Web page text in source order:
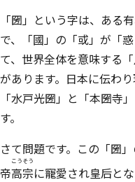
「圀」という字は、ある
で、「國」の「或」が「
て、世界全体を意味する
があります。日本に伝わ
「水戸光圀」と「本圀寺
す。
さて問題です。この「圀
帝高宗
こうそう
に寵愛され皇后と